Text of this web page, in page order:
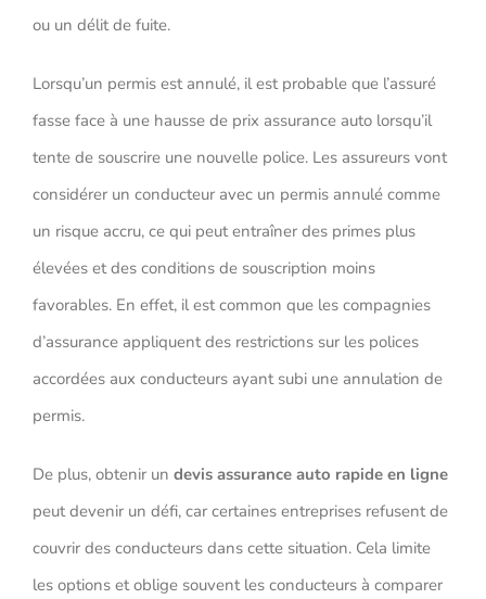
ou un délit de fuite.
Lorsqu’un permis est annulé, il est probable que l’assuré
fasse face à une hausse de prix assurance auto lorsqu’il
tente de souscrire une nouvelle police. Les assureurs vont
considérer un conducteur avec un permis annulé comme
un risque accru, ce qui peut entraîner des primes plus
élevées et des conditions de souscription moins
favorables. En effet, il est common que les compagnies
d’assurance appliquent des restrictions sur les polices
accordées aux conducteurs ayant subi une annulation de
permis.
De plus, obtenir un devis assurance auto rapide en ligne
peut devenir un défi, car certaines entreprises refusent de
couvrir des conducteurs dans cette situation. Cela limite
les options et oblige souvent les conducteurs à comparer